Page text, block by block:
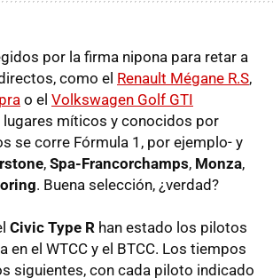
por la firma nipona para retar a
como el Renault Mégane R.S,
o el Volkswagen Golf GTI
lugares míticos y conocidos por
se corre Fórmula 1, por ejemplo- y
, Spa-Francorchamps, Monza,
. Buena selección, ¿verdad?
Civic Type R han estado los pilotos
en el WTCC y el BTCC. Los tiempos
siguientes, con cada piloto indicado